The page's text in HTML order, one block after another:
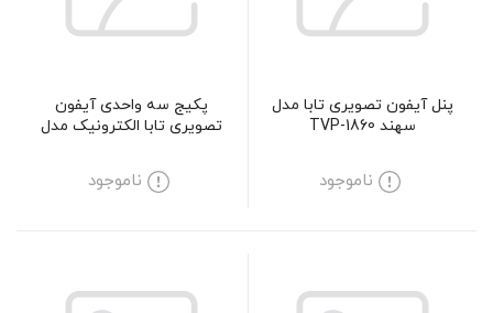
پنل آیفون تصویری تابا مدل
سهند TVP-1860
ناموجود
پکیج سه واحدی آیفون
تصویری تابا الکترونیک مدل
ناموجود